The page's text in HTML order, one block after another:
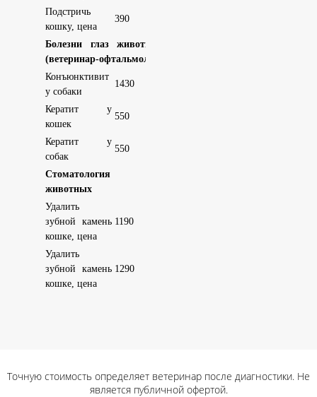
Подстричь
кошку, цена
390
Болезни глаз животных
(ветеринар-офтальмолог)
Конъюнктивит
у собаки
1430
Кератит у
кошек
550
Кератит у
собак
550
Стоматология для
животных
Удалить
зубной камень
кошке, цена
1190
Удалить
зубной камень
кошке, цена
1290
Точную стоимость определяет ветеринар после диагностики. Не
является публичной офертой.